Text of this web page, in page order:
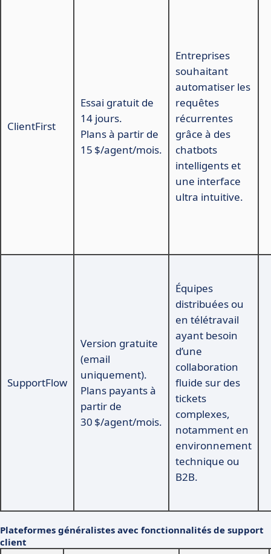
ClientFirst
Essai gratuit de
14 jours.
Plans à partir de
15 $/agent/mois.
Entreprises
souhaitant
automatiser les
requêtes
récurrentes
grâce à des
chatbots
intelligents et
une interface
ultra intuitive.
SupportFlow
Version gratuite
(email
uniquement).
Plans payants à
partir de
30 $/agent/mois.
Équipes
distribuées ou
en télétravail
ayant besoin
d’une
collaboration
fluide sur des
tickets
complexes,
notamment en
environnement
technique ou
B2B.
Plateformes généralistes avec fonctionnalités de support
client